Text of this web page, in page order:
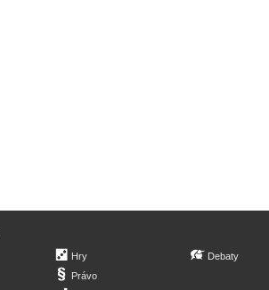
Hry
Právo
Debaty